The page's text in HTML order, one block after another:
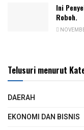
Ini
Roboh.
Telusuri menurut
DAERAH
EKONOMI DAN BISNIS